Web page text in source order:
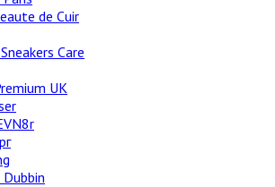
de Cuir
Care
UK